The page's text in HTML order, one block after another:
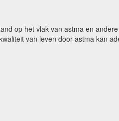
op het vlak van astma en
van leven door astma kan